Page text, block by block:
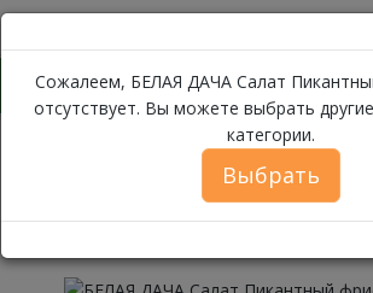
Салаты листовые,
Сожалеем, БЕЛАЯ ДАЧА Салат
отсутствует. Вы можете выбрать
категории.
Выбрать
БЕЛАЯ ДАЧА Салат
фриссе ~ 100 гр.